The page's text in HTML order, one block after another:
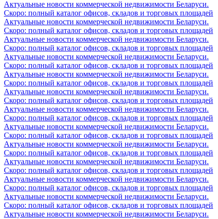
Актуальные новости коммерческой недвижимости Беларуси.
Скоро: полный каталог офисов, складов и торговых площадей
Актуальные новости коммерческой недвижимости Беларуси.
Скоро: полный каталог офисов, складов и торговых площадей
Актуальные новости коммерческой недвижимости Беларуси.
Скоро: полный каталог офисов, складов и торговых площадей
Актуальные новости коммерческой недвижимости Беларуси.
Скоро: полный каталог офисов, складов и торговых площадей
Актуальные новости коммерческой недвижимости Беларуси.
Скоро: полный каталог офисов, складов и торговых площадей
Актуальные новости коммерческой недвижимости Беларуси.
Скоро: полный каталог офисов, складов и торговых площадей
Актуальные новости коммерческой недвижимости Беларуси.
Скоро: полный каталог офисов, складов и торговых площадей
Актуальные новости коммерческой недвижимости Беларуси.
Скоро: полный каталог офисов, складов и торговых площадей
Актуальные новости коммерческой недвижимости Беларуси.
Скоро: полный каталог офисов, складов и торговых площадей
Актуальные новости коммерческой недвижимости Беларуси.
Скоро: полный каталог офисов, складов и торговых площадей
Актуальные новости коммерческой недвижимости Беларуси.
Скоро: полный каталог офисов, складов и торговых площадей
Актуальные новости коммерческой недвижимости Беларуси.
Скоро: полный каталог офисов, складов и торговых площадей
Актуальные новости коммерческой недвижимости Беларуси.